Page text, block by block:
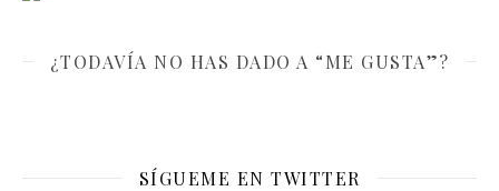
¿TODAVÍA NO HAS DADO A “ME GUSTA”?
SÍGUEME EN TWITTER